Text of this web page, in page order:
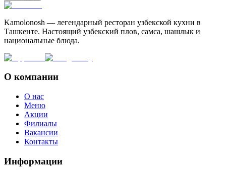
Kamolonosh — легендарный ресторан узбекской кухни в
Ташкенте. Настоящий узбекский плов, самса, шашлык и
национальные блюда.
О компании
О нас
Меню
Акции
Филиалы
Вакансии
Контакты
Информации